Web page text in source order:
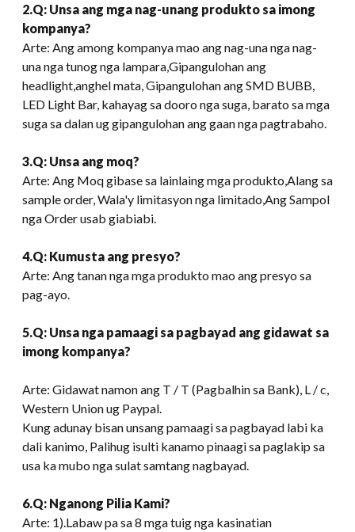
2.Q: Unsa ang mga nag-unang produkto sa imong
kompanya?
Arte: Ang among kompanya mao ang nag-una nga nag-
una nga tunog nga lampara,Gipangulohan ang
headlight,anghel mata, Gipangulohan ang SMD BUBB,
LED Light Bar, kahayag sa dooro nga suga, barato sa mga
suga sa dalan ug gipangulohan ang gaan nga pagtrabaho.
3.Q: Unsa ang moq?
Arte: Ang Moq gibase sa lainlaing mga produkto,Alang sa
sample order, Wala'y limitasyon nga limitado,Ang Sampol
nga Order usab giabiabi.
4.Q: Kumusta ang presyo?
Arte: Ang tanan nga mga produkto mao ang presyo sa
pag-ayo.
5.Q: Unsa nga pamaagi sa pagbayad ang gidawat sa
imong kompanya?
Arte: Gidawat namon ang T / T (Pagbalhin sa Bank), L / c,
Western Union ug Paypal.
Kung adunay bisan unsang pamaagi sa pagbayad labi ka
dali kanimo, Palihug isulti kanamo pinaagi sa paglakip sa
usa ka mubo nga sulat samtang nagbayad.
6.Q: Nganong Pilia Kami?
Arte: 1).Labaw pa sa 8 mga tuig nga kasinatian